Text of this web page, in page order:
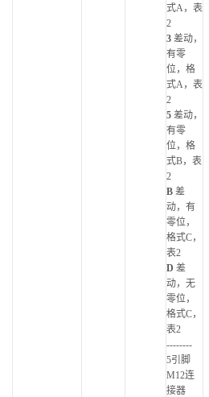
式A，表
2
3 差动，
有零
位，格
式A，表
2
5 差动，
有零
位，格
式B，表
2
B 差
动，有
零位，
格式C，
表2
D 差
动，无
零位，
格式C，
表2
--------
5引脚
M12连
接器